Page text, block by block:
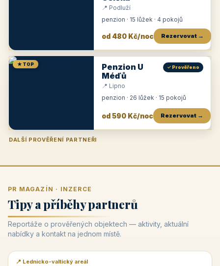
📍 Podluží
penzion · 15 lůžek · 4 pokojů
od 480 Kč/noc Rezervovat →
★ TOP
Penzion U
Méďů
✓ Prověřeno
📍 Lipno
penzion · 26 lůžek · 15 pokojů
od 590 Kč/noc Rezervovat →
DALŠÍ PROVĚŘENÍ PARTNEŘI
Penzion U Zámku Pension Faber
PR MAGAZÍN · INZERCE
Tipy a příběhy partnerů
Reportáže o prověřených objektech — aktivity, aktuální
nabídky a kontakt na jednom místě.
📰 PR článek
📍 Lednicko-valtický areál